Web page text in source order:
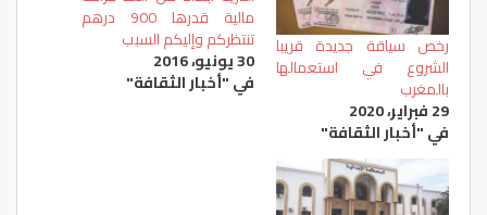
رخص سياقة جديدة قريبا
الشروع في استعمالها
بالمغرب
29 فبراير، 2020
في "أخبار الثقافة"
مالية قدرها 900 درهم
تنتظركم وإليكم السبب
30 يونيو، 2016
في "أخبار الثقافة"